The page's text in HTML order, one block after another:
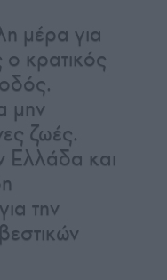
μέρα για
κρατικός
μην
ζωές.
Ελλάδα και
την